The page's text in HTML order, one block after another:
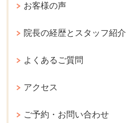
お客様の声
院長の経歴とスタッフ紹介
よくあるご質問
アクセス
ご予約・お問い合わせ